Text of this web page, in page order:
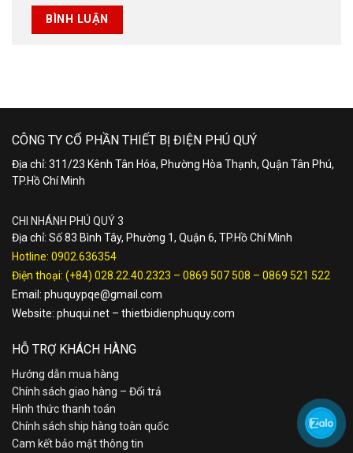
CÔNG TY CỔ PHẦN THIẾT BỊ ĐIỆN PHÚ QUÝ
Địa chỉ: 311/23 Kênh Tân Hóa, Phường Hòa Thạnh, Quận Tân Phú,
TP.Hồ Chí Minh
CHI NHÁNH PHÚ QUÝ 3
Địa chỉ: Số 83 Bình Tây, Phường 1, Quận 6, TP.Hồ Chí Minh
Hotline: 0902.636354
Điện thoại: (+84) 028.22.40.2323 – 0869 507 508 – 0869 521 522
Email: phuquypqe@gmail.com
Website: phuqui.net – thietbidienphuquy.com
HỖ TRỢ KHÁCH HÀNG
Hướng dẫn mua hàng
Chính sách giao hàng – Đổi trả
Hình thức thanh toán
Chính sách ship hàng toàn quốc
Cam kết bảo mật thông tin